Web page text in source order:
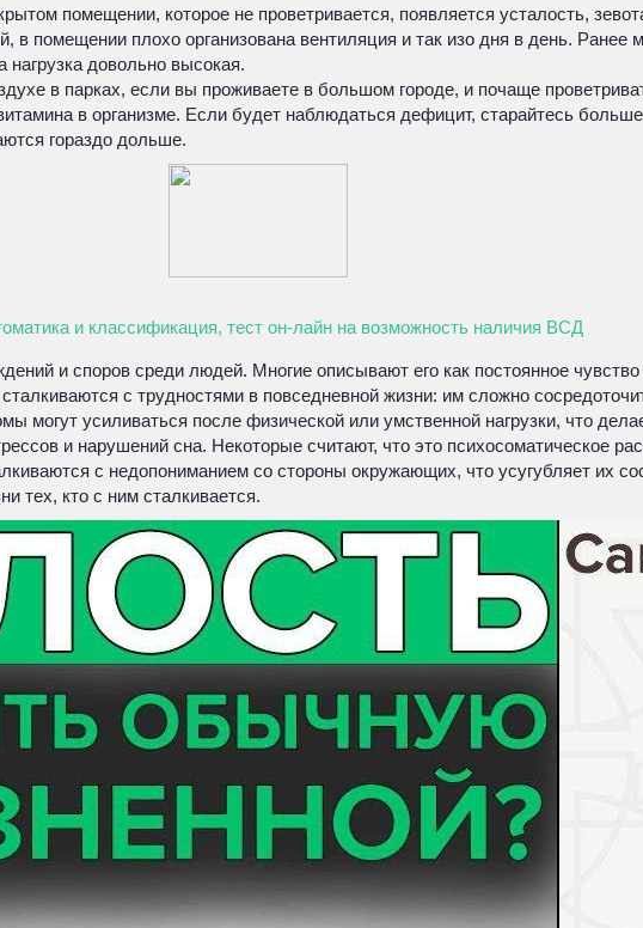
помещении, которое не проветривается, появляется усталость,
в помещении плохо организована вентиляция и так изо дня в день.
нагрузка довольно высокая.
в парках, если вы проживаете в большом городе, и почаще
в организме. Если будет наблюдаться дефицит, старайтесь
гораздо дольше.
и классификация, тест он-лайн на возможность наличия ВСД
и споров среди людей. Многие описывают его как постоянное
с трудностями в повседневной жизни: им сложно
могут усиливаться после физической или умственной нагрузки, что
и нарушений сна. Некоторые считают, что это психосоматическое
с недопониманием со стороны окружающих, что усугубляет их
тех, кто с ним сталкивается.